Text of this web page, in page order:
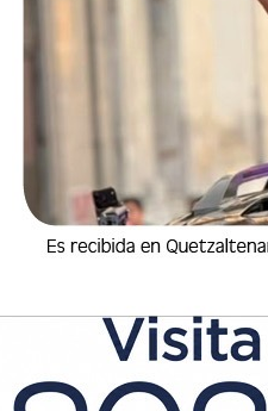
un operativo de la Policía
de Quetzaltenango y San Martín
un operativo de la
3 de Quetzaltenango y
CUATRO FUSILES
entre el Ejército de
Espuelas, municipio de La
entre el Ejército de
la aldea Las Espuelas,